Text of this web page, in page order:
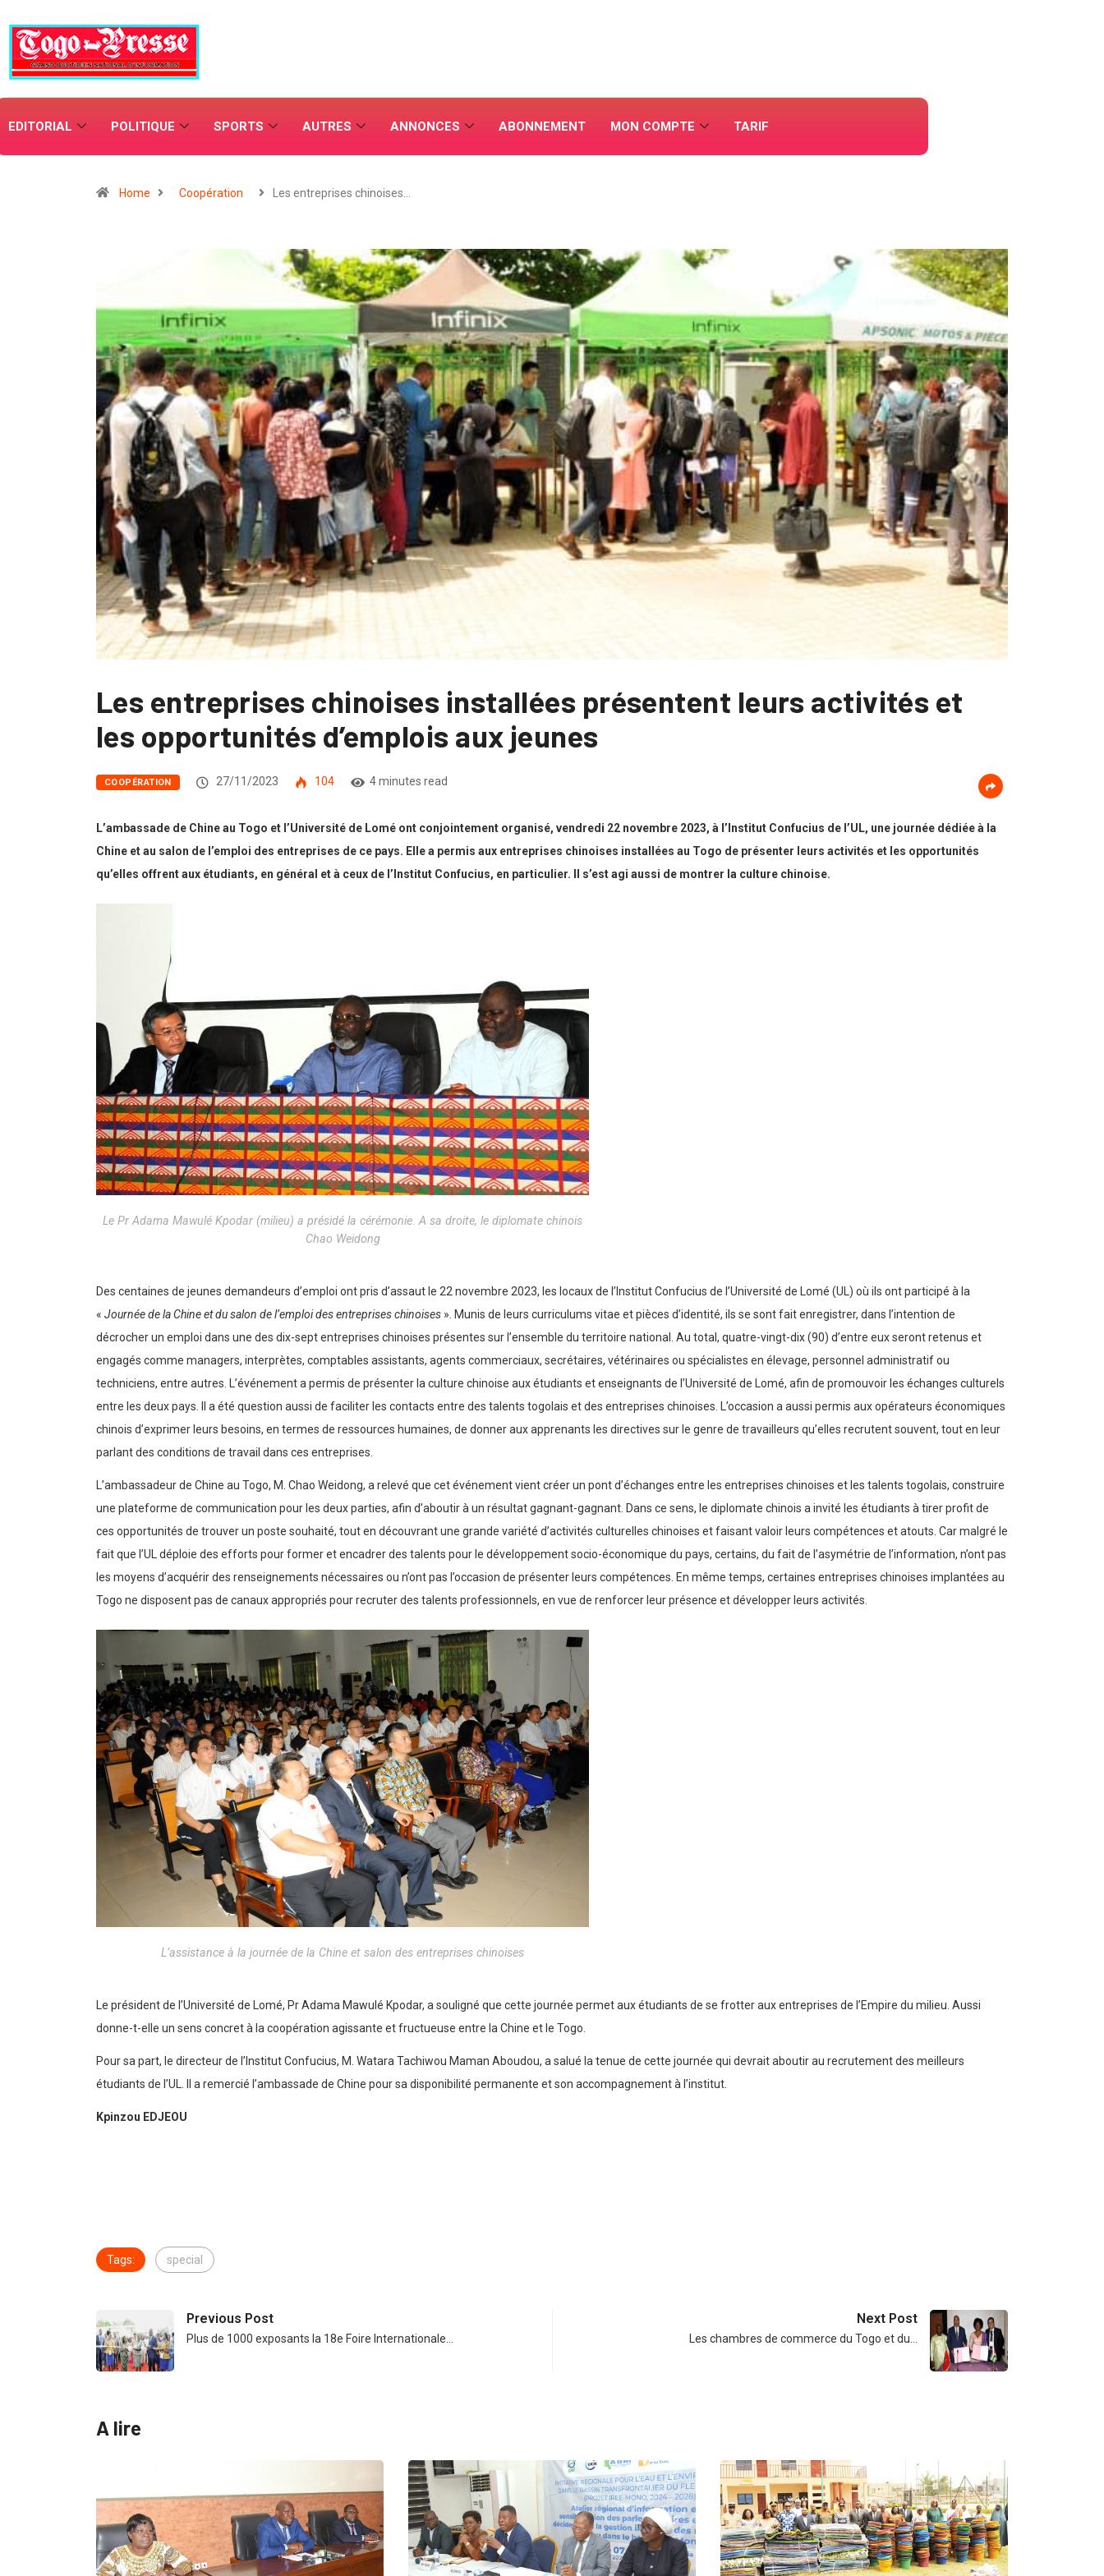
EDITORIAL POLITIQUE SPORTS AUTRES ANNONCES ABONNEMENT MON COMPTE TARIF
Home Coopération Les entreprises chinoises…
Les entreprises chinoises installées présentent leurs activités et
les opportunités d’emplois aux jeunes
COOPÉRATION 27/11/2023 104 4 minutes read
L’ambassade de Chine au Togo et l’Université de Lomé ont conjointement organisé, vendredi 22 novembre 2023, à l’Institut Confucius de l’UL, une journée dédiée à la
Chine et au salon de l’emploi des entreprises de ce pays. Elle a permis aux entreprises chinoises installées au Togo de présenter leurs activités et les opportunités
qu’elles offrent aux étudiants, en général et à ceux de l’Institut Confucius, en particulier. Il s’est agi aussi de montrer la culture chinoise.
Le Pr Adama Mawulé Kpodar (milieu) a présidé la cérémonie. A sa droite, le diplomate chinois
Chao Weidong
Des centaines de jeunes demandeurs d’emploi ont pris d’assaut le 22 novembre 2023, les locaux de l’Institut Confucius de l’Université de Lomé (UL) où ils ont participé à la
« Journée de la Chine et du salon de l’emploi des entreprises chinoises ». Munis de leurs curriculums vitae et pièces d’identité, ils se sont fait enregistrer, dans l’intention de
décrocher un emploi dans une des dix-sept entreprises chinoises présentes sur l’ensemble du territoire national. Au total, quatre-vingt-dix (90) d’entre eux seront retenus et
engagés comme managers, interprètes, comptables assistants, agents commerciaux, secrétaires, vétérinaires ou spécialistes en élevage, personnel administratif ou
techniciens, entre autres. L’événement a permis de présenter la culture chinoise aux étudiants et enseignants de l’Université de Lomé, afin de promouvoir les échanges culturels
entre les deux pays. Il a été question aussi de faciliter les contacts entre des talents togolais et des entreprises chinoises. L’occasion a aussi permis aux opérateurs économiques
chinois d’exprimer leurs besoins, en termes de ressources humaines, de donner aux apprenants les directives sur le genre de travailleurs qu’elles recrutent souvent, tout en leur
parlant des conditions de travail dans ces entreprises.
L’ambassadeur de Chine au Togo, M. Chao Weidong, a relevé que cet événement vient créer un pont d’échanges entre les entreprises chinoises et les talents togolais, construire
une plateforme de communication pour les deux parties, afin d’aboutir à un résultat gagnant-gagnant. Dans ce sens, le diplomate chinois a invité les étudiants à tirer profit de
ces opportunités de trouver un poste souhaité, tout en découvrant une grande variété d’activités culturelles chinoises et faisant valoir leurs compétences et atouts. Car malgré le
fait que l’UL déploie des efforts pour former et encadrer des talents pour le développement socio-économique du pays, certains, du fait de l’asymétrie de l’information, n’ont pas
les moyens d’acquérir des renseignements nécessaires ou n’ont pas l’occasion de présenter leurs compétences. En même temps, certaines entreprises chinoises implantées au
Togo ne disposent pas de canaux appropriés pour recruter des talents professionnels, en vue de renforcer leur présence et développer leurs activités.
L’assistance à la journée de la Chine et salon des entreprises chinoises
Le président de l’Université de Lomé, Pr Adama Mawulé Kpodar, a souligné que cette journée permet aux étudiants de se frotter aux entreprises de l’Empire du milieu. Aussi
donne-t-elle un sens concret à la coopération agissante et fructueuse entre la Chine et le Togo.
Pour sa part, le directeur de l’Institut Confucius, M. Watara Tachiwou Maman Aboudou, a salué la tenue de cette journée qui devrait aboutir au recrutement des meilleurs
étudiants de l’UL. Il a remercié l’ambassade de Chine pour sa disponibilité permanente et son accompagnement à l’institut.
Kpinzou EDJEOU
Tags: special
Previous Post
Plus de 1000 exposants la 18e Foire Internationale…
Next Post
Les chambres de commerce du Togo et du…
A lire